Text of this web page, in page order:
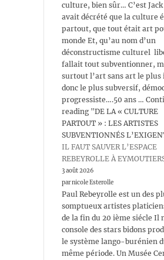
culture, bien sûr… C’est
avait décrété que la culture
partout, que tout était art
monde Et, qu’au nom d’un
déconstructisme culturel
fallait tout subventionner,
surtout l’art sans art le plus
donc le plus subversif,
progressiste….50 ans …
reading "DE LA « CULTURE
PARTOUT » : LES ARTISTES
SUBVENTIONNÉS
IL FAUT SAUVER L’ESPACE
REBEYROLLE À
3 août 2026
par nicole Esterolle
Paul Rebeyrolle est un des
somptueux artistes
de la fin du 20 ième siécle Il
console des stars bidons
le système lango-burénien
même période. Un Musée